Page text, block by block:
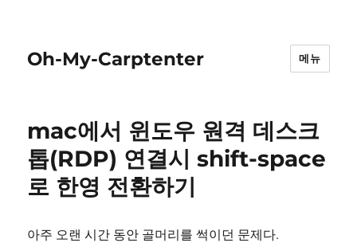
Oh-My-Carptenter 메뉴
mac에서 윈도우 원격 데스크
톱(RDP) 연결시 shift-space
로 한영 전환하기
아주 오랜 시간 동안 골머리를 썩이던 문제다.